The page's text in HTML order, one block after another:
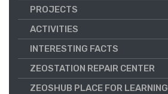
PROJECTS
ACTIVITIES
INTERESTING FACTS
ZEOSTATION REPAIR CENTER
ZEOSHUB PLACE FOR LEARNING